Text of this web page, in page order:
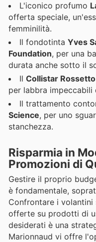
L'iconico profumo
offerta speciale,
femminilità.
Il fondotinta Yves
Foundation, per una
durata anche sotto il
Il Collistar Rossetto
per labbra impeccabili
Il trattamento
Science, per uno
stanchezza.
Risparmia in
Promozioni di
Gestire il proprio
è fondamentale,
Confrontare i
offerte su prodotti di
desiderati è una
Marionnaud vi offre